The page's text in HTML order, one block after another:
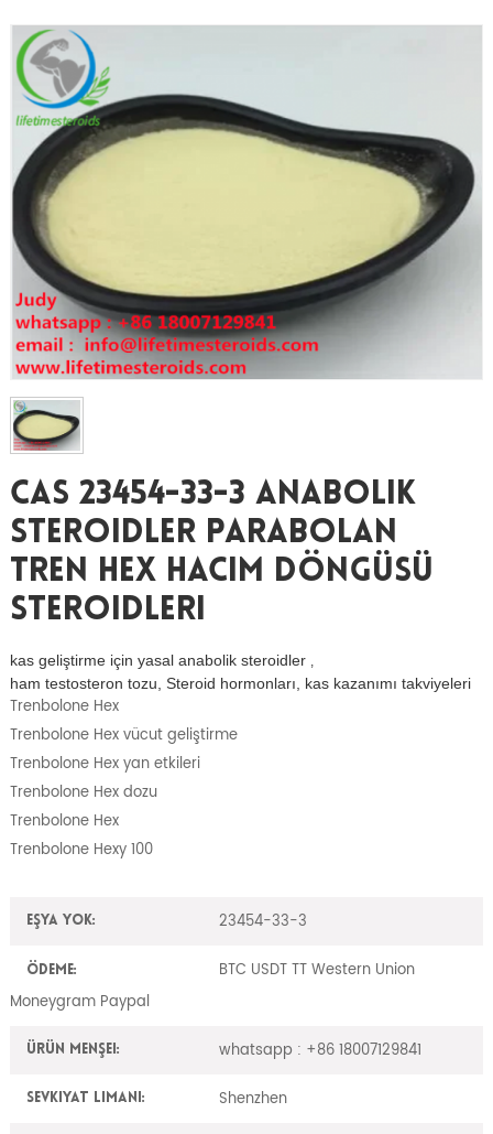
CAS 23454-33-3 Anabolik
Steroidler Parabolan
Tren Hex Hacim Döngüsü
Steroidleri
kas geliştirme için yasal anabolik steroidler ,
ham testosteron tozu, Steroid hormonları, kas kazanımı takviyeleri
Trenbolone Hex
Trenbolone Hex vücut geliştirme
Trenbolone Hex yan etkileri
Trenbolone Hex dozu
Trenbolone Hex
Trenbolone Hexy 100
Eşya yok: 23454-33-3
Ödeme:
BTC USDT TT Western Union
Moneygram Paypal
Ürün Menşei: whatsapp : +86 18007129841
Sevkiyat Limanı: Shenzhen